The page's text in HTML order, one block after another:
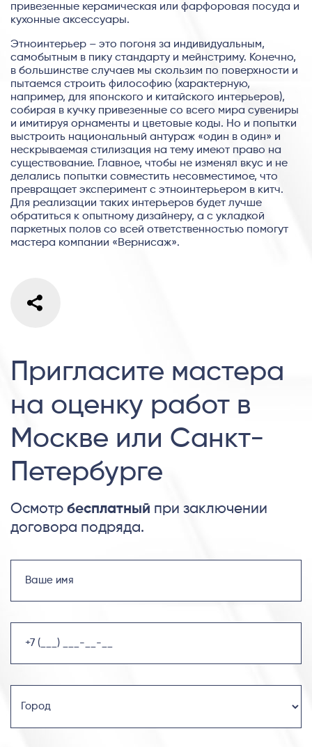
привезенные керамическая или фарфоровая посуда и
кухонные аксессуары.
Этноинтерьер – это погоня за индивидуальным,
самобытным в пику стандарту и мейнстриму. Конечно,
в большинстве случаев мы скользим по поверхности и
пытаемся строить философию (характерную,
например, для японского и китайского интерьеров),
собирая в кучку привезенные со всего мира сувениры
и имитируя орнаменты и цветовые коды. Но и попытки
выстроить национальный антураж «один в один» и
нескрываемая стилизация на тему имеют право на
существование. Главное, чтобы не изменял вкус и не
делались попытки совместить несовместимое, что
превращает эксперимент с этноинтерьером в китч.
Для реализации таких интерьеров будет лучше
обратиться к опытному дизайнеру, а с укладкой
паркетных полов со всей ответственностью помогут
мастера компании «Вернисаж».
Пригласите мастера
на оценку работ в
Москве или Санкт-
Петербурге
Осмотр бесплатный при заключении
договора подряда.